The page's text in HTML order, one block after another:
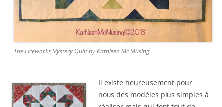
The Fireworks Mystery Quilt by Kathleen Mc Musing
Il existe heureusement pour
nous des modèles plus simples à